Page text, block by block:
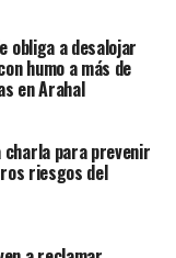
obliga a desalojar
humo a más de
en Arahal
charla para prevenir
riesgos del